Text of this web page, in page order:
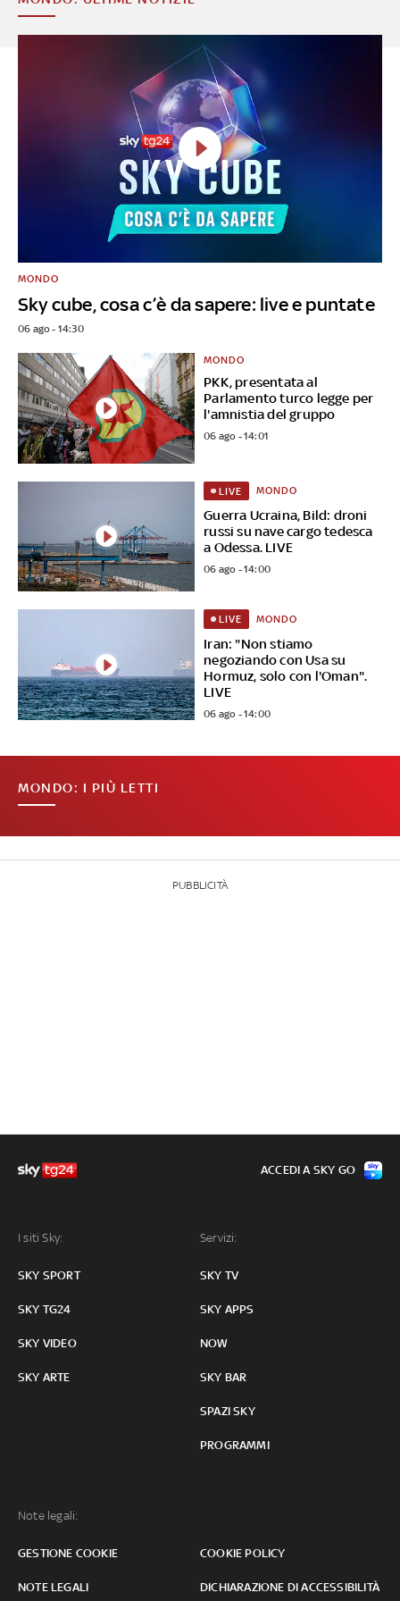
Sky cube, cosa c’è da sapere: live e puntate
MONDO
06 ago - 14:30
PKK, presentata al
Parlamento turco legge per
l'amnistia del gruppo
MONDO
06 ago - 14:01
Guerra Ucraina, Bild: droni
russi su nave cargo tedesca
a Odessa. LIVE
LIVE MONDO
06 ago - 14:00
Iran: "Non stiamo
negoziando con Usa su
Hormuz, solo con l'Oman".
LIVE
LIVE MONDO
06 ago - 14:00
MONDO: I PIÙ LETTI
PUBBLICITÀ
I siti Sky:
SKY SPORT
SKY TG24
SKY VIDEO
SKY ARTE
Servizi:
SKY TV
SKY APPS
NOW
SKY BAR
SPAZI SKY
PROGRAMMI
Note legali:
GESTIONE COOKIE COOKIE POLICY
NOTE LEGALI DICHIARAZIONE DI ACCESSIBILITÀ
ACCEDI A SKY GO